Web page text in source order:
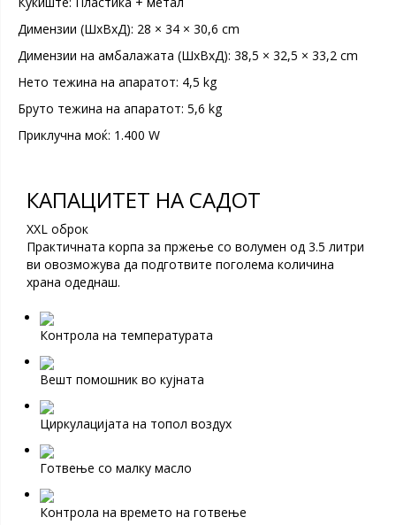
Димензии (ШxВxД): 28 × 34 × 30,6 cm
Димензии на амбалажата (ШxВxД): 38,5 × 32,5 × 33,2 cm
Нето тежина на апаратот: 4,5 kg
Бруто тежина на апаратот: 5,6 kg
Приклучна моќ: 1.400 W
КАПАЦИТЕТ НА САДОТ
XXL оброк
Практичната корпа за пржење со волумен од 3.5 литри
ви овозможува да подготвите поголема количина
храна одеднаш.
Контрола на температурата
Вешт помошник во кујната
Циркулацијата на топол воздух
Готвење со малку масло
Контрола на времето на готвење